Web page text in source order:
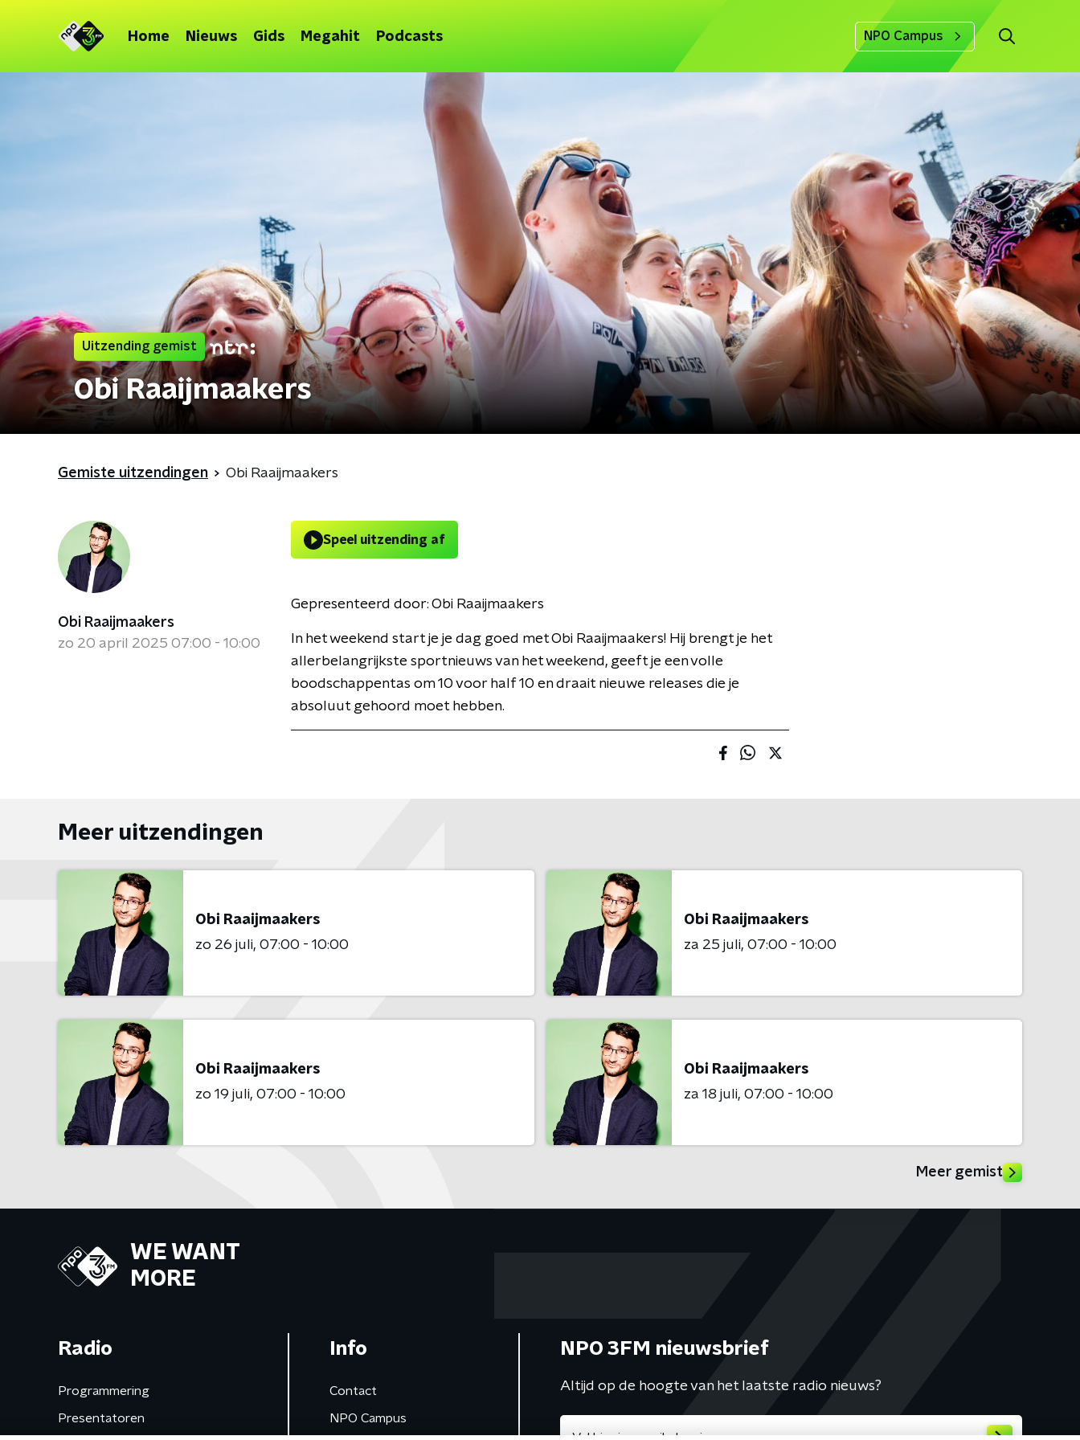
Home Nieuws Gids Megahit Podcasts NPO Campus
Uitzending gemist
Obi Raaijmaakers
Gemiste uitzendingen Obi Raaijmaakers
Obi Raaijmaakers
zo 20 april 2025 07:00 - 10:00
Speel uitzending af
Gepresenteerd door: Obi Raaijmaakers
In het weekend start je je dag goed met Obi Raaijmaakers! Hij brengt je het
allerbelangrijkste sportnieuws van het weekend, geeft je een volle
boodschappentas om 10 voor half 10 en draait nieuwe releases die je
absoluut gehoord moet hebben.
Meer uitzendingen
Obi Raaijmaakers
zo 26 juli 07:00 - 10:00
Obi Raaijmaakers
za 25 juli 07:00 - 10:00
Obi Raaijmaakers
zo 19 juli 07:00 - 10:00
Obi Raaijmaakers
za 18 juli 07:00 - 10:00
Meer gemist
WE WANT
MORE
Radio
Programmering
Presentatoren
Info
Contact
NPO Campus
NPO 3FM nieuwsbrief
Altijd op de hoogte van het laatste radio nieuws?